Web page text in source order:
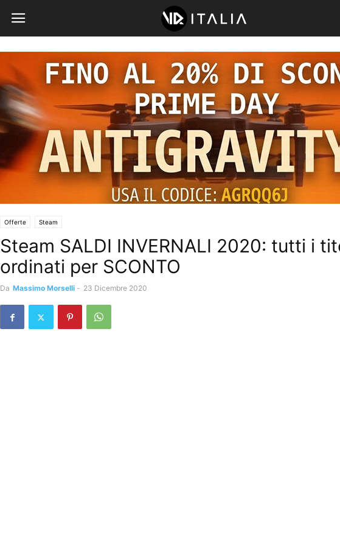
Offerte Steam
Steam SALDI INVERNALI 2020: tutti i
ordinati per SCONTO
Da Massimo Morselli - 23 Dicembre 2020